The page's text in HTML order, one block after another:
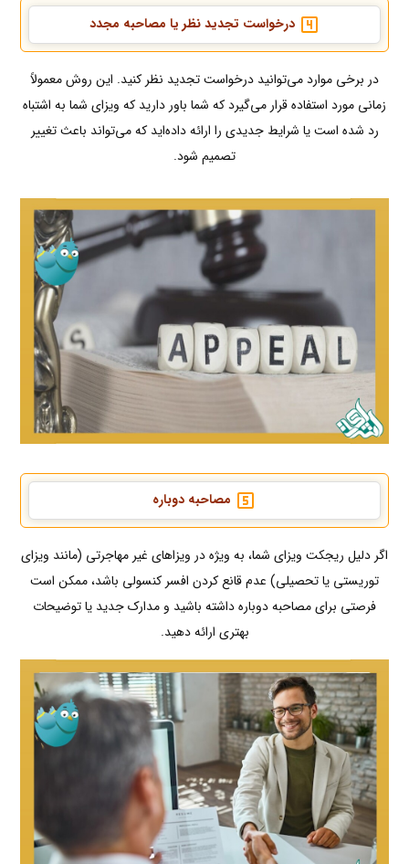
درخواست تجدید نظر یا مصاحبه مجدد
در برخی موارد می‌توانید درخواست تجدید نظر کنید. این روش معمولاً
زمانی مورد استفاده قرار می‌گیرد که شما باور دارید که ویزای شما به اشتباه
رد شده است یا شرایط جدیدی را ارائه داده‌اید که می‌تواند باعث تغییر
تصمیم شود.
مصاحبه دوباره
اگر دلیل ریجکت ویزای شما، به ویژه در ویزاهای غیر مهاجرتی (مانند ویزای
توریستی یا تحصیلی) عدم قانع کردن افسر کنسولی باشد، ممکن است
فرصتی برای مصاحبه دوباره داشته باشید و مدارک جدید یا توضیحات
بهتری ارائه دهید.